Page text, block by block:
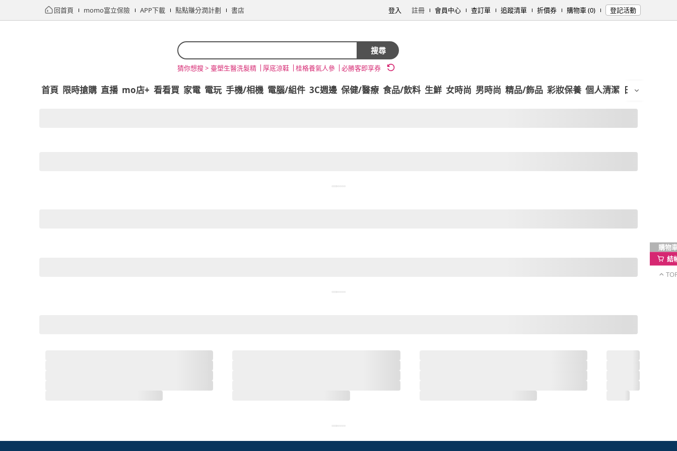
回首頁 momo富立保險 APP下載 點點賺分潤計劃 書店 登入 註冊 會員中心 查訂單 追蹤清單 折價券 購物車 (0) 登記活動
搜尋
猜你想搜 > 臺塑生醫洗髮精 厚底涼鞋 桂格養氣人參 必勝客即享券
首頁 限時搶購 直播 mo店+ 看看買 家電 電玩 手機/相機 電腦/組件 3C週邊 保健/醫療 食品/飲料 生鮮 女時尚 男時尚 精品/飾品 彩妝保養 個人清潔 日用/紙品
購物
結